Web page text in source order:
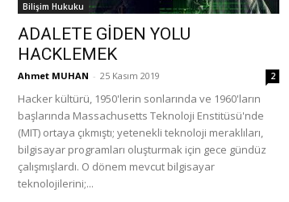
Bilişim Hukuku
ADALETE GİDEN YOLU
HACKLEMEK
Ahmet MUHAN - 25 Kasım 2019 2
Hacker kültürü, 1950'lerin sonlarında ve 1960'ların
başlarında Massachusetts Teknoloji Enstitüsü'nde
(MIT) ortaya çıkmıştı; yetenekli teknoloji meraklıları,
bilgisayar programları oluşturmak için gece gündüz
çalışmışlardı. O dönem mevcut bilgisayar
teknolojilerini;...